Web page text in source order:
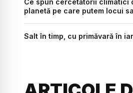
planetă pe care putem locui
Salt în timp, cu primăvară în